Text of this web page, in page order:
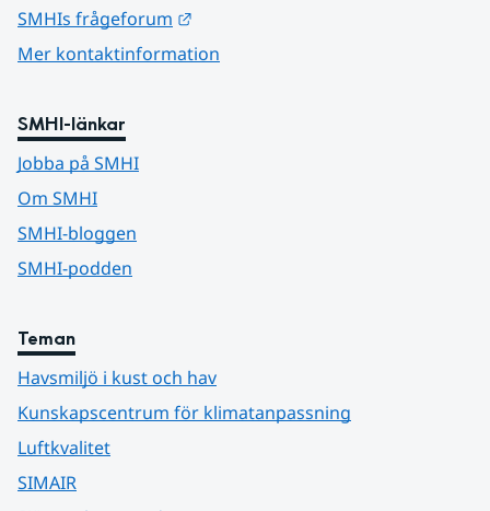
SMHIs frågeforum
Mer kontaktinformation
SMHI-länkar
Jobba på SMHI
Om SMHI
SMHI-bloggen
SMHI-podden
Teman
Havsmiljö i kust och hav
Kunskapscentrum för klimatanpassning
Luftkvalitet
SIMAIR